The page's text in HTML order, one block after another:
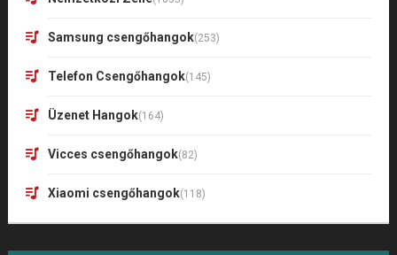
Samsung csengőhangok(253)
Telefon Csengőhangok(145)
Üzenet Hangok(164)
Vicces csengőhangok(82)
Xiaomi csengőhangok(118)